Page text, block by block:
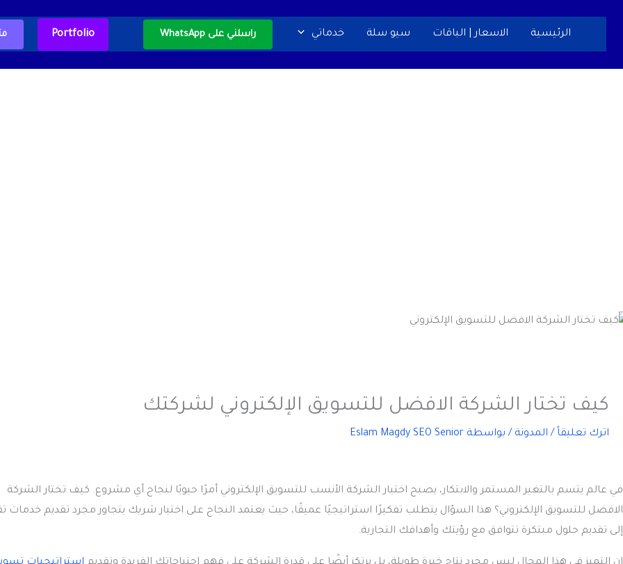
المحتوى
الرئيسية الاسعار | الباقات سيو سلة خدماتي راسلني على WhatsApp Portfolio
كيف تختار الشركة الافضل للتسويق الإلكتروني لشركتك
اترك تعليقاً / المدونة / بواسطة Eslam Magdy SEO Senior
في عالم يتسم بالتغير المستمر والابتكار، يصبح اختيار الشركة الأنسب للتسويق الإلكتروني أمرًا حيويًا لنجاح أي مشروع. كيف تختار الشركة
الافضل للتسويق الإلكتروني؟ هذا السؤال يتطلب تفكيرًا استراتيجيًا عميقًا، حيث يعتمد النجاح على اختيار شريك يتجاوز مجرد تقديم خدمات
إلى تقديم حلول مبتكرة تتوافق مع رؤيتك وأهدافك التجارية.